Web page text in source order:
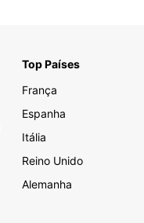
Top Países
França
Espanha
Itália
Reino Unido
Alemanha